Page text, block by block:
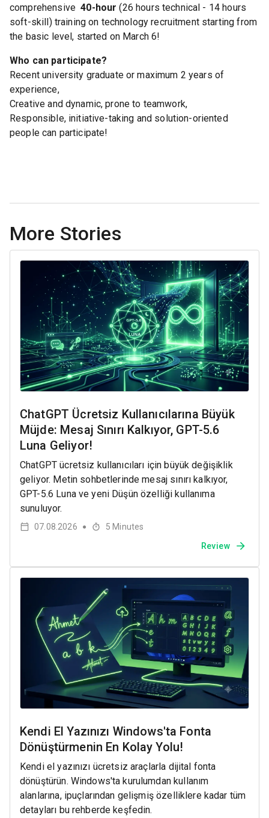
comprehensive40-hour(26 hours technical - 14 hours
soft-skill) training on technology recruitment starting from
the basic level, started on March 6!
Who can participate?
Recent university graduate or maximum 2 years of
experience,
Creative and dynamic, prone to teamwork,
Responsible, initiative-taking and solution-oriented
people can participate!
More Stories
ChatGPT Ücretsiz Kullanıcılarına Büyük
Müjde: Mesaj Sınırı Kalkıyor, GPT-5.6
Luna Geliyor!
ChatGPT ücretsiz kullanıcıları için büyük değişiklik
geliyor. Metin sohbetlerinde mesaj sınırı kalkıyor,
GPT-5.6 Luna ve yeni Düşün özelliği kullanıma
sunuluyor.
07.08.2026 ● 5 Minutes
Review
Kendi El Yazınızı Windows'ta Fonta
Dönüştürmenin En Kolay Yolu!
Kendi el yazınızı ücretsiz araçlarla dijital fonta
dönüştürün. Windows'ta kurulumdan kullanım
alanlarına, ipuçlarından gelişmiş özelliklere kadar tüm
detayları bu rehberde keşfedin.